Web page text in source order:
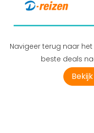
Navigeer terug naar
beste deals